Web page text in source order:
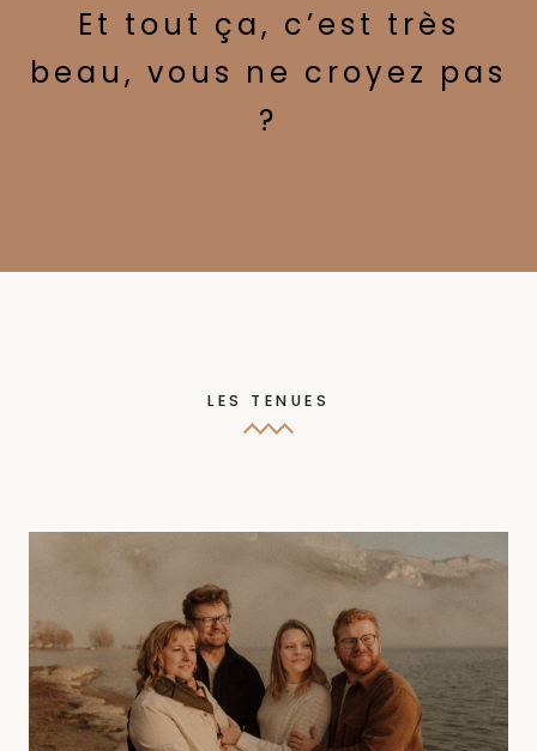
Et tout ça, c’est très
beau, vous ne croyez pas
?
LES TENUES